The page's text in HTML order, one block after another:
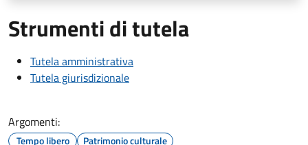
Strumenti di tutela
Tutela amministrativa
Tutela giurisdizionale
Argomenti:
Tempo libero Patrimonio culturale